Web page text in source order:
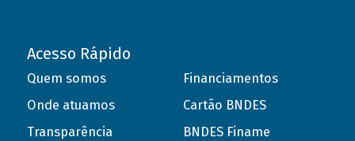
Acesso Rápido
Quem somos
Onde atuamos
Transparência
Financiamentos
Cartão BNDES
BNDES Finame